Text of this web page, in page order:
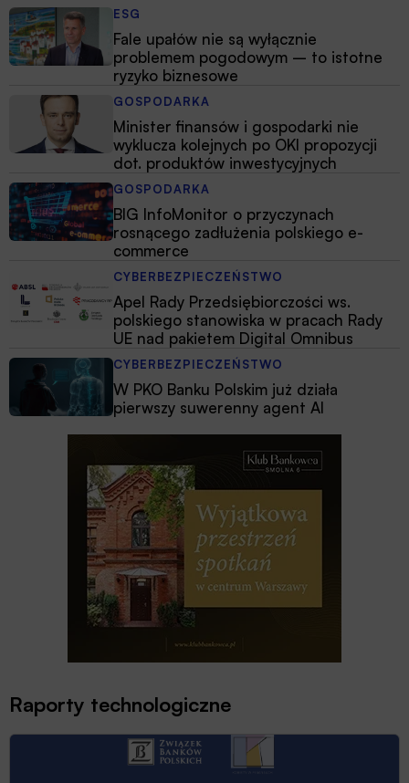
ESG
Fale upałów nie są wyłącznie
problemem pogodowym – to istotne
ryzyko biznesowe
GOSPODARKA
Minister finansów i gospodarki nie
wyklucza kolejnych po OKI propozycji
dot. produktów inwestycyjnych
GOSPODARKA
BIG InfoMonitor o przyczynach
rosnącego zadłużenia polskiego e-
commerce
CYBERBEZPIECZEŃSTWO
Apel Rady Przedsiębiorczości ws.
polskiego stanowiska w pracach Rady
UE nad pakietem Digital Omnibus
CYBERBEZPIECZEŃSTWO
W PKO Banku Polskim już działa
pierwszy suwerenny agent AI
Raporty technologiczne